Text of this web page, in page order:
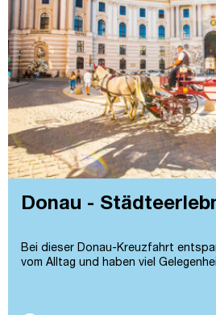
Donau -
Bei dieser Donau-Kreuz­fahrt
vom Alltag und haben viel